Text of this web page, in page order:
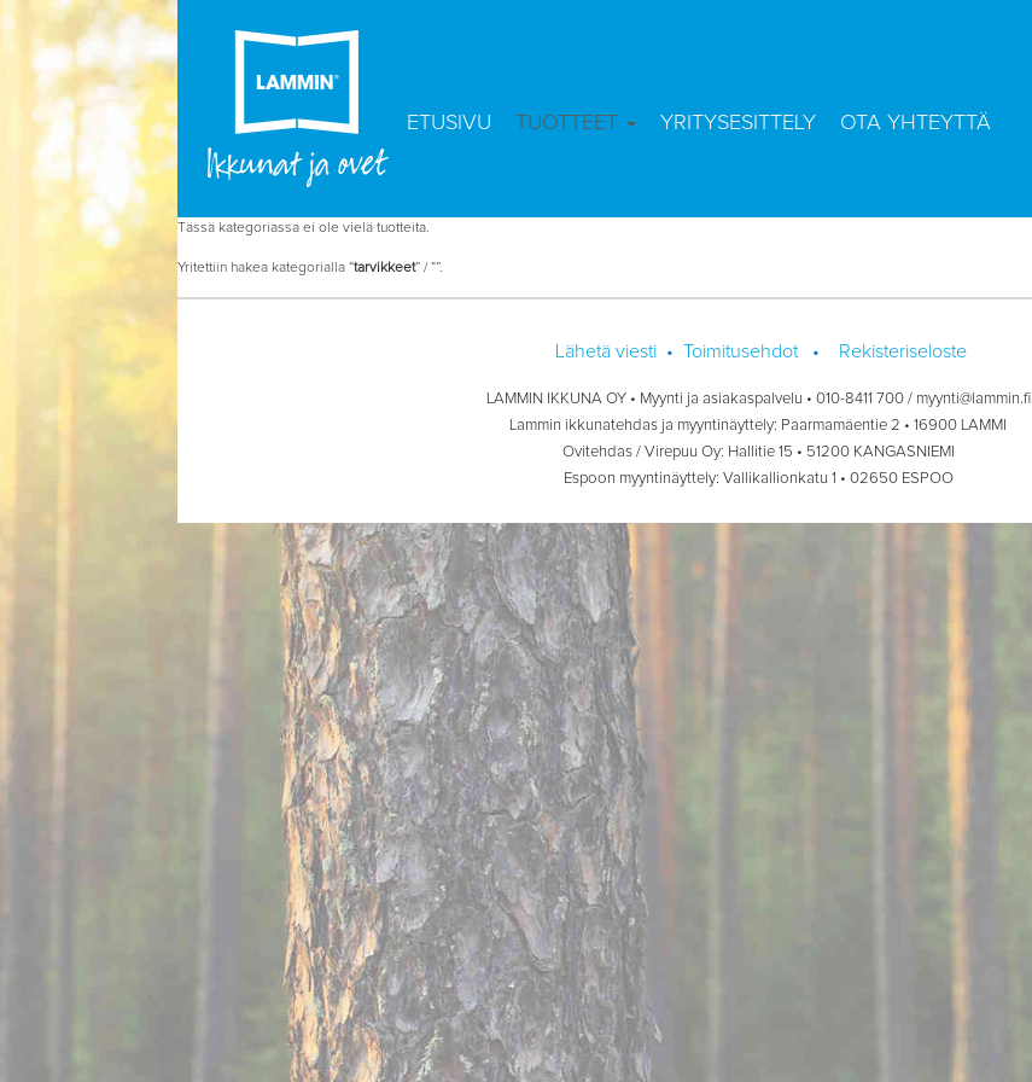
ETUSIVU TUOTTEET YRITYSESITTELY OTA YHTEYTTÄ
Tässä kategoriassa ei ole vielä tuotteita.
Yritettiin hakea kategorialla “tarvikkeet” / “”.
Lähetä viesti• Toimitusehdot• Rekisteriseloste
LAMMIN IKKUNA OY • Myynti ja asiakaspalvelu • 010-8411 700 / myynti@lammin.fi
Lammin ikkunatehdas ja myyntinäyttely: Paarmamäentie 2 • 16900 LAMMI
Ovitehdas / Virepuu Oy: Hallitie 15 • 51200 KANGASNIEMI
Espoon myyntinäyttely: Vallikallionkatu 1 • 02650 ESPOO